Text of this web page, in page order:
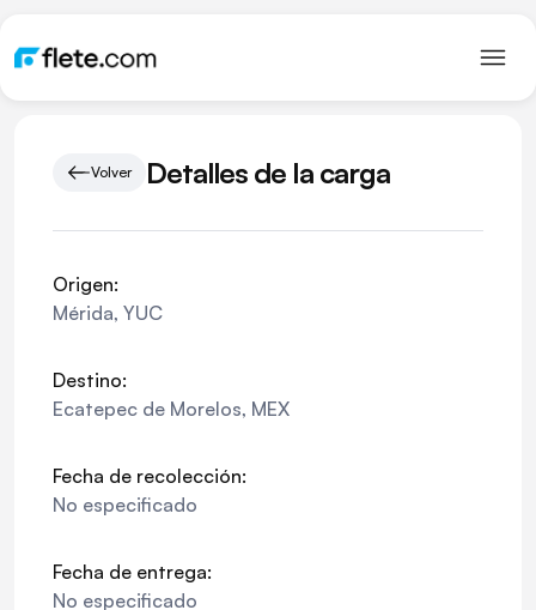
Volver Detalles de la carga
Origen:
Mérida, YUC
Destino:
Ecatepec de Morelos, MEX
Fecha de recolección:
No especificado
Fecha de entrega:
No especificado